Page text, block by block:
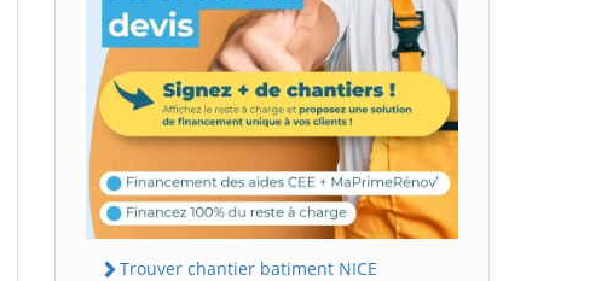
Trouver chantier batiment NICE